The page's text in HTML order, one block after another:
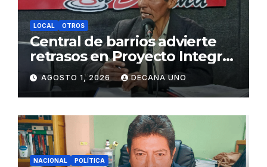
LOCAL OTROS
Central de barrios advierte
retrasos en Proyecto Integral
de Agua y Alcantarillado para
Juliaca
AGOSTO 1, 2026 DECANA UNO
NACIONAL POLÍTICA